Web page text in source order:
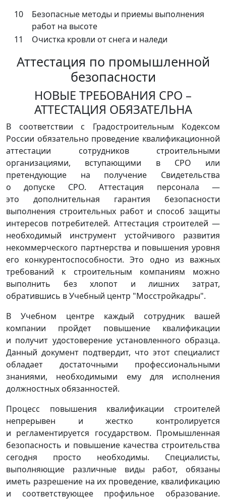
10
Безопасные методы и приемы выполнения
работ на высоте
11
Очистка кровли от снега и наледи
Аттестация по промышленной
безопасности
НОВЫЕ ТРЕБОВАНИЯ СРО –
АТТЕСТАЦИЯ ОБЯЗАТЕЛЬНА
В соответствии с Градостроительным Кодексом
России обязательно проведение квалификационной
аттестации сотрудников строительными
организациями, вступающими в СРО или
претендующие на получение Свидетельства
о допуске СРО. Аттестация персонала —
это дополнительная гарантия безопасности
выполнения строительных работ и способ защиты
интересов потребителей. Аттестация строителей —
необходимый инструмент устойчивого развития
некоммерческого партнерства и повышения уровня
его конкурентоспособности. Это одно из важных
требований к строительным компаниям можно
выполнить без хлопот и лишних затрат,
обратившись в Учебный центр "Мосстройкадры".
В Учебном центре каждый сотрудник вашей
компании пройдет повышение квалификации
и получит удостоверение установленного образца.
Данный документ подтвердит, что этот специалист
обладает достаточными профессиональными
знаниями, необходимыми ему для исполнения
должностных обязанностей.
Процесс повышения квалификации строителей
непрерывен и жестко контролируется
и регламентируется государством. Промышленная
безопасность и повышение качества строительства
сегодня просто необходимы. Специалисты,
выполняющие различные виды работ, обязаны
иметь разрешение на их проведение, квалификацию
и соответствующее профильное образование.